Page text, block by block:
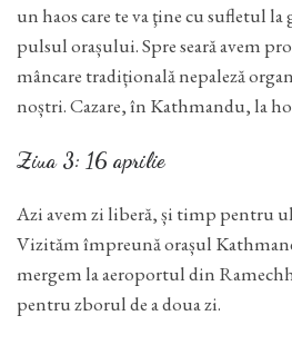
un haos care te va ţine cu sufletul
pulsul orașului. Spre seară avem
mâncare tradițională nepaleză
noștri. Cazare, în Kathmandu, la
Ziua 3: 16 aprilie
Azi avem zi liberă, și timp pentru
Vizităm împreună orașul
mergem la aeroportul din
pentru zborul de a doua zi.